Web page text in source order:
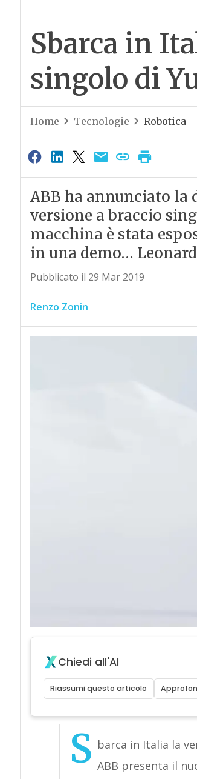
Sbarca in
singolo di
Home Tecnologie Robotica
ABB ha annunciato
versione a braccio
macchina è stata
in una demo…
Pubblicato il 29 Mar 2019
Renzo Zonin
Chiedi all'AI
Riassumi questo articolo
S barca in Italia la
ABB presenta il